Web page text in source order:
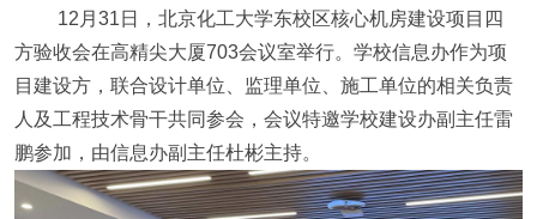
12 月 31 日，北京化工大学东校区核心机房建设项目四
方验收会在高精尖大厦703会议室举行。学校信息办作为项
目建设方，联合设计单位、监理单位、施工单位的相关负责
人及工程技术骨干共同参会，会议特邀学校建设办副主任雷
鹏参加，由信息办副主任杜彬主持。